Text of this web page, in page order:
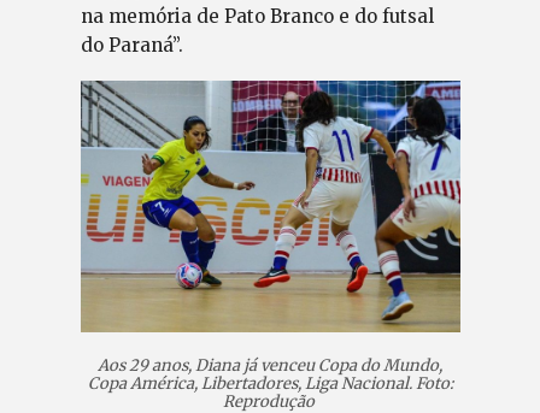
na memória de Pato Branco e do futsal
do Paraná”.
Aos 29 anos, Diana já venceu Copa do Mundo,
Copa América, Libertadores, Liga Nacional. Foto:
Reprodução